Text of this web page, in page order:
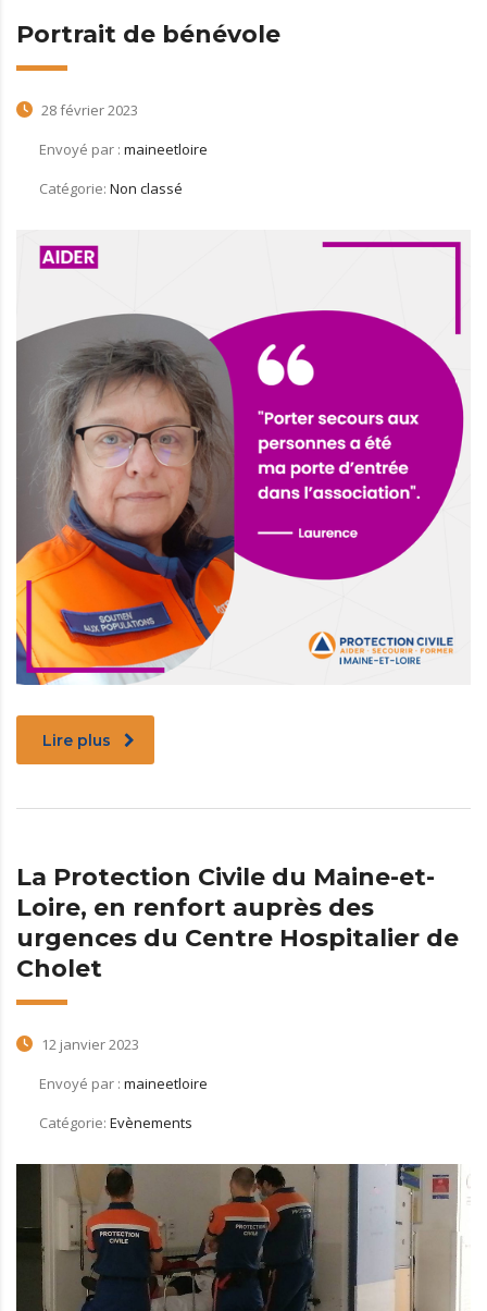
Portrait de bénévole
28 février 2023
Envoyé par : maineetloire
Catégorie: Non classé
Lire plus
La Protection Civile du Maine-et-
Loire, en renfort auprès des
urgences du Centre Hospitalier de
Cholet
12 janvier 2023
Envoyé par : maineetloire
Catégorie: Evènements